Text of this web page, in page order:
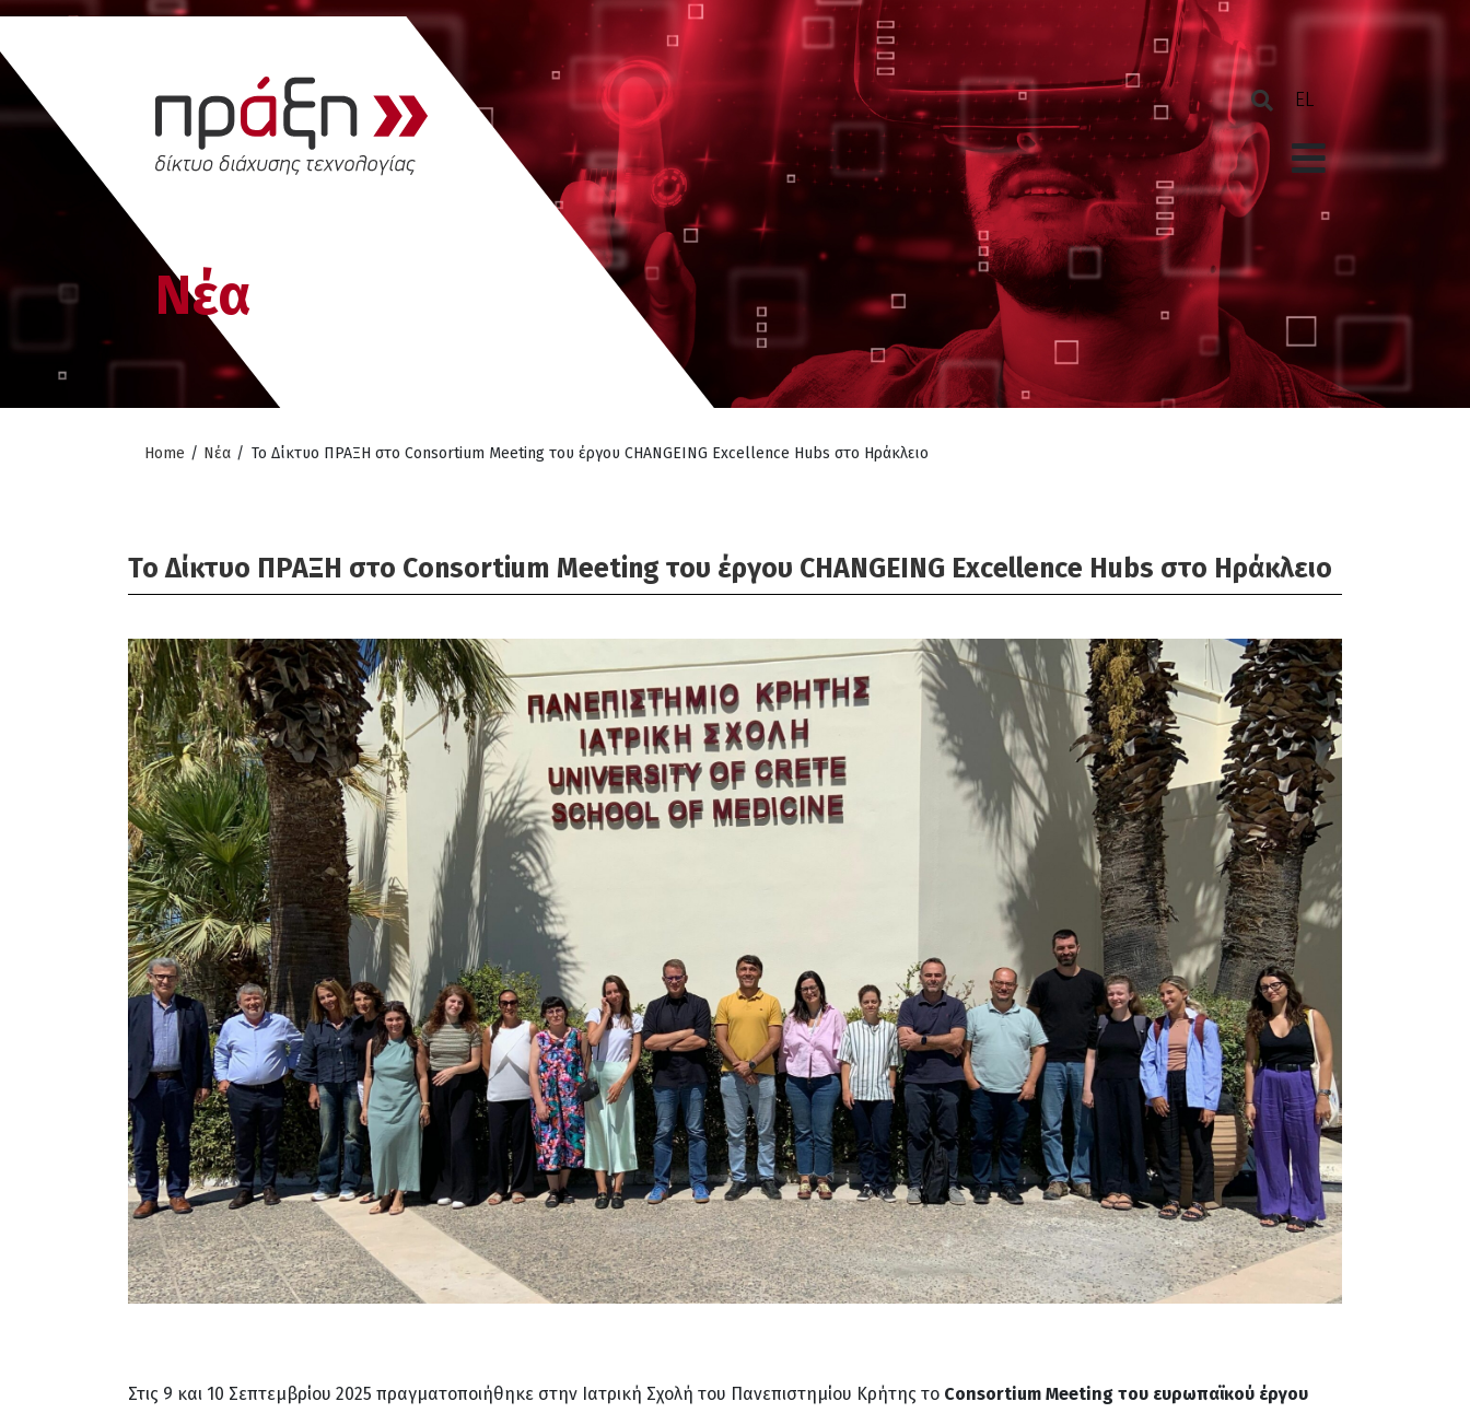
Νέα
Home / Νέα / Το Δίκτυο ΠΡΑΞΗ στο Consortium Meeting του έργου CHANGEING Excellence Hubs στο Ηράκλειο
Το Δίκτυο ΠΡΑΞΗ στο Consortium Meeting του έργου CHANGEING Excellence Hubs στο Ηράκλειο
Στις 9 και 10 Σεπτεμβρίου 2025 πραγματοποιήθηκε στην Ιατρική Σχολή του Πανεπιστημίου Κρήτης το Consortium Meeting του ευρωπαϊκού έργου